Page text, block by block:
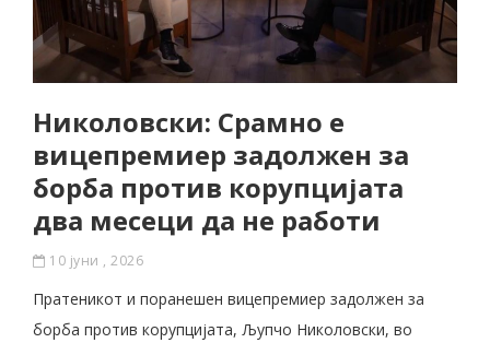
Николовски: Срамно е
вицепремиер задолжен за
борба против корупцијата
два месеци да не работи
10 јуни , 2026
Пратеникот и поранешен вицепремиер задолжен за
борба против корупцијата, Љупчо Николовски, во